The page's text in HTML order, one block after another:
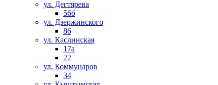
ул. Дегтярева
56б
ул. Дзержинского
86
ул. Каслинская
17а
22
ул. Коммунаров
34